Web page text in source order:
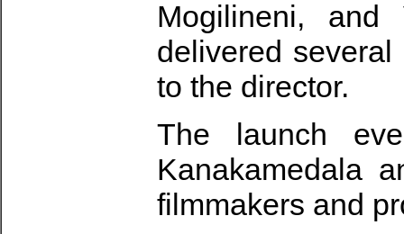
Mogilineni, and
delivered
to the director.
The launch
Kanakamedala
filmmakers and